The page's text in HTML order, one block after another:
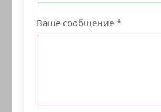
Ваше сообщение *